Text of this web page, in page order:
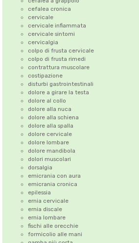
cefalea cronica
cervicale
cervicale infiammata
cervicale sintomi
cervicalgia
colpo di frusta cervicale
colpo di frusta rimedi
contrattura muscolare
costipazione
disturbi gastrointestinali
dolore a girare la testa
dolore al collo
dolore alla nuca
dolore alla schiena
dolore alla spalla
dolore cervicale
dolore lombare
dolore mandibola
dolori muscolari
dorsalgia
emicrania con aura
emicrania cronica
epilessia
ernia cervicale
ernia discale
ernia lombare
fischi alle orecchie
formicolio alle mani